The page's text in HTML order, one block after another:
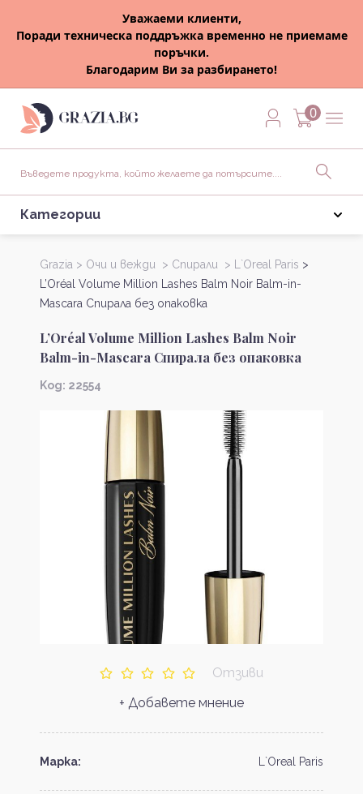
Уважаеми клиенти,
Поради техническа поддръжка временно не приемаме
поръчки.
Благодарим Ви за разбирането!
0
Категории
Grazia > Очи и вежди > Спирали > L`Oreal Paris >
L’Oréal Volume Million Lashes Balm Noir Balm-in-
Mascara Спирала без опаковка
L’Oréal Volume Million Lashes Balm Noir
Balm-in-Mascara Спирала без опаковка
Kод: 22554
Отзиви
+ Добавете мнение
Марка: L`Oreal Paris